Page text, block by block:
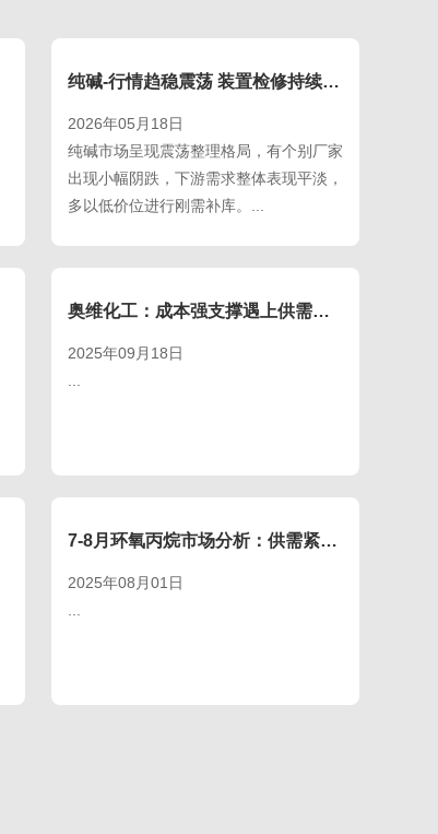
纯碱-行情趋稳震荡 装置检修持续进行
2026年05月18日
纯碱市场呈现震荡整理格局，有个别厂家
出现小幅阴跌，下游需求整体表现平淡，
多以低价位进行刚需补库。...
奥维化工：成本强支撑遇上供需紧平衡，丙二醇价格高位坚挺
2025年09月18日
7-8月环氧丙烷市场分析：供需紧平衡支撑价格震荡
2025年08月01日